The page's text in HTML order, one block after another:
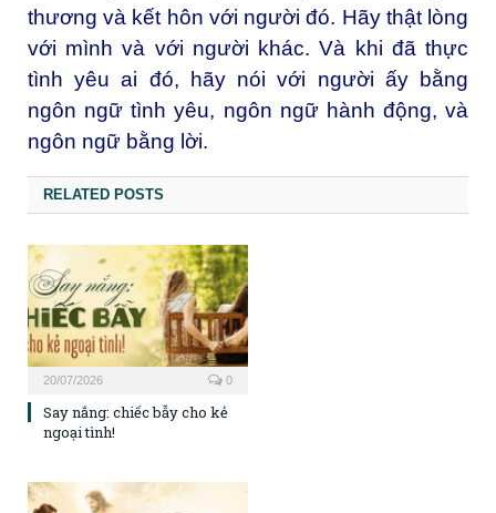
thương và kết hôn với người đó. Hãy thật lòng
với mình và với người khác. Và khi đã thực
tình yêu ai đó, hãy nói với người ấy bằng
ngôn ngữ tình yêu, ngôn ngữ hành động, và
ngôn ngữ bằng lời.
RELATED POSTS
20/07/2026 0
Say nắng: chiếc bẫy cho kẻ
ngoại tình!